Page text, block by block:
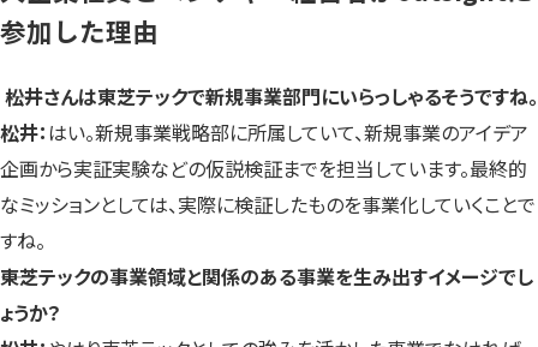
参加した理由
――松井さんは東芝テックで新規事業部門にいらっしゃるそうですね。
松井：はい。新規事業戦略部に所属していて、新規事業のアイデア
企画から実証実験などの仮説検証までを担当しています。最終的
なミッションとしては、実際に検証したものを事業化していくことで
すね。
――東芝テックの事業領域と関係のある事業を生み出すイメージでし
ょうか？